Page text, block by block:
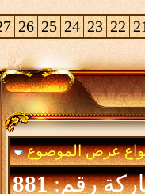
46
47
48
49
50
>